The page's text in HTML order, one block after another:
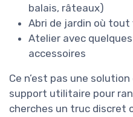
balais, râteaux)
Abri de jardin où
Atelier avec
accessoires
Ce n’est pas une
support utilitaire pour
cherches un truc discret